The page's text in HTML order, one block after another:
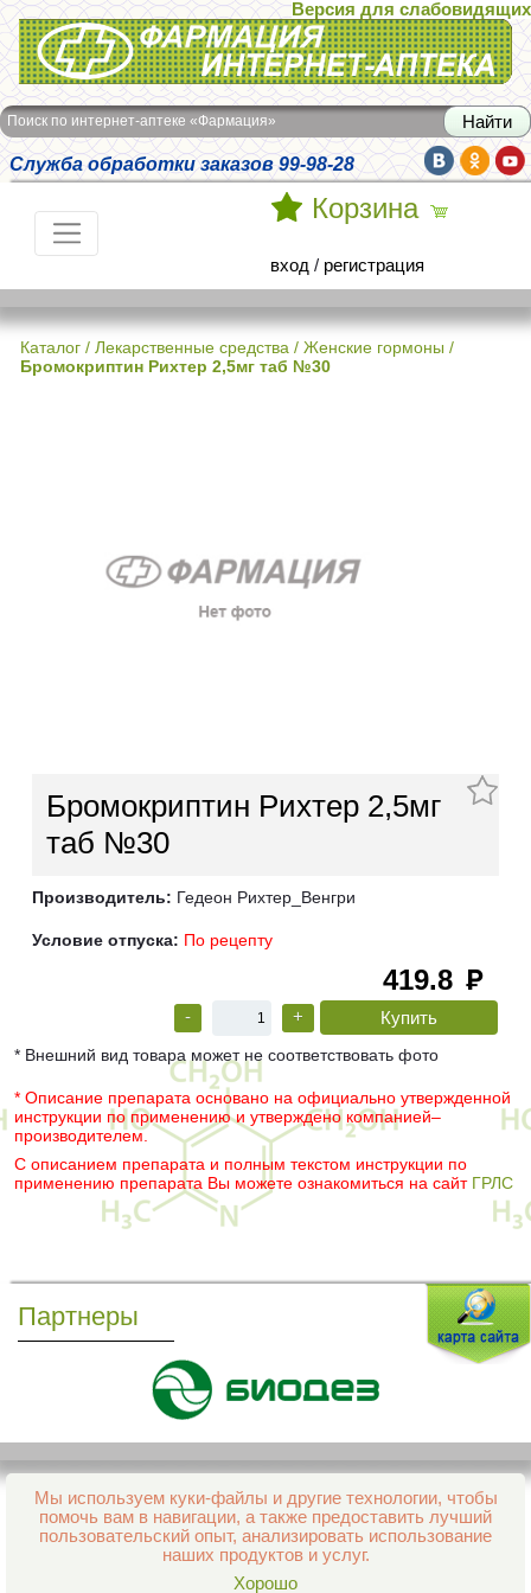
Интернет-аптека Фармация
Версия для слабовидящих
Поиск по интернет-аптеке «Фармация»
Служба обработки заказов 99-98-28
Корзина
вход / регистрация
Каталог / Лекарственные средства / Женские гормоны /
Бромокриптин Рихтер 2,5мг таб №30
Бромокриптин Рихтер 2,5мг
таб №30
Производитель: Гедеон Рихтер_Венгри
Условие отпуска: По рецепту
419.8 руб
- +
* Внешний вид товара может не соответствовать фото
* Описание препарата основано на официально утвержденной
инструкции по применению и утверждено компанией–
производителем.
С описанием препарата и полным текстом инструкции по
применению препарата Вы можете ознакомиться на сайт ГРЛС
Партнеры
Мы используем куки-файлы и другие технологии, чтобы
помочь вам в навигации, а также предоставить лучший
пользовательский опыт, анализировать использование
наших продуктов и услуг.
Хорошо
Все права защищены и охраняются законом
© 2013–2026 Интернет-аптека Фармация
support@aptekapenza.ru
Телефон: Служба обработки заказов 99-98-28